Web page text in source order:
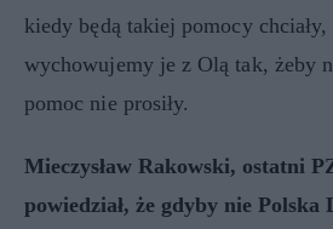
kiedy będą takiej pomocy chciały,
wychowujemy je z Olą tak, żeby
pomoc nie prosiły.
Mieczysław Rakowski, ostatni
powiedział, że gdyby nie